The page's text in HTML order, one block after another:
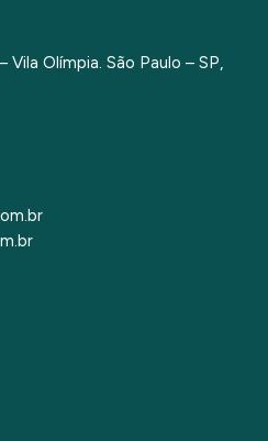
Vila Olímpia. São Paulo – SP,